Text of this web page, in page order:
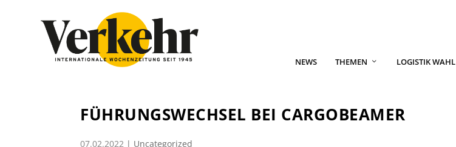
NEWS THEMEN LOGISTIK WAHL
FÜHRUNGSWECHSEL BEI CARGOBEAMER
07.02.2022 | Uncategorized